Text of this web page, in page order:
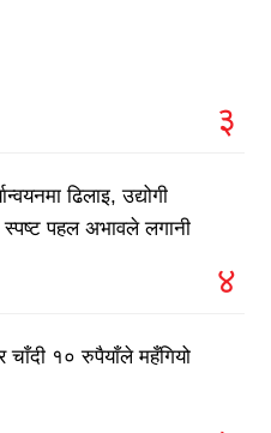
३
ढिलाइ, उद्योगी
पहल अभावले लगानी
४
चाँदी १० रुपैयाँले महँगियो